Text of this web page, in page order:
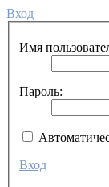
Вход
Имя
Пароль:
Вход